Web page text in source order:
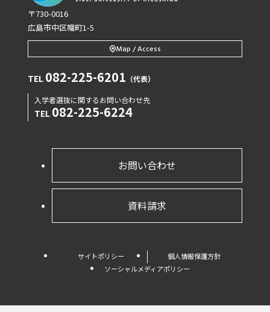
〒730-0016
広島市中区幟町1-5
Map / Access
TEL 082-225-6201 （代表）
入学者選抜に関するお問い合わせ先
TEL 082-225-6224
お問い合わせ
資料請求
サイトポリシー
個人情報保護方針
ソーシャルメディアポリシー